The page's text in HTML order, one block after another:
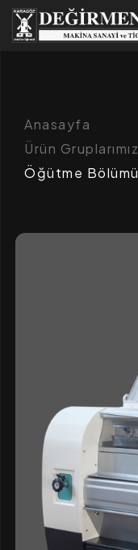
Anasayfa
Ürün Gruplarımız
Öğütme Bölümü